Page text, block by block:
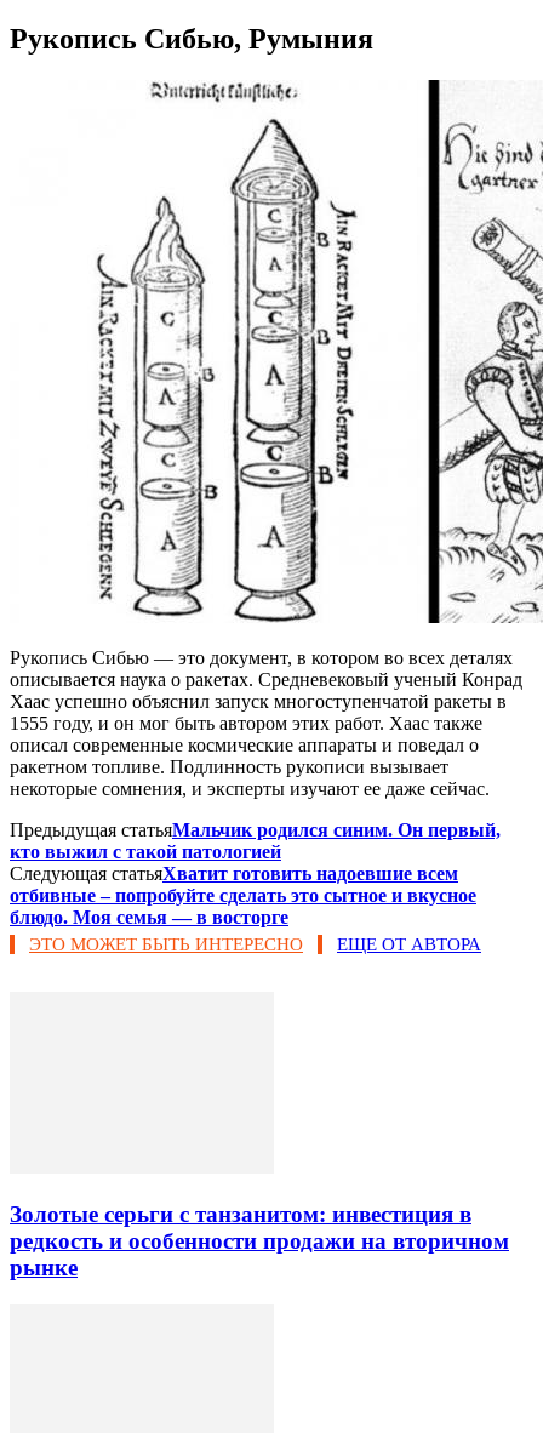
Рукопись Сибью, Румыния
Рукопись Сибью — это документ, в котором во всех деталях
описывается наука о ракетах. Средневековый ученый Конрад
Хаас успешно объяснил запуск многоступенчатой ракеты в
1555 году, и он мог быть автором этих работ. Хаас также
описал современные космические аппараты и поведал о
ракетном топливе. Подлинность рукописи вызывает
некоторые сомнения, и эксперты изучают ее даже сейчас.
Предыдущая статьяМальчик родился синим. Он первый,
кто выжил с такой патологией
Следующая статьяХватит готовить надоевшие всем
отбивные – попробуйте сделать это сытное и вкусное
блюдо. Моя семья — в восторге
ЭТО МОЖЕТ БЫТЬ ИНТЕРЕСНО ЕЩЕ ОТ АВТОРА
Золотые серьги с танзанитом: инвестиция в
редкость и особенности продажи на вторичном
рынке